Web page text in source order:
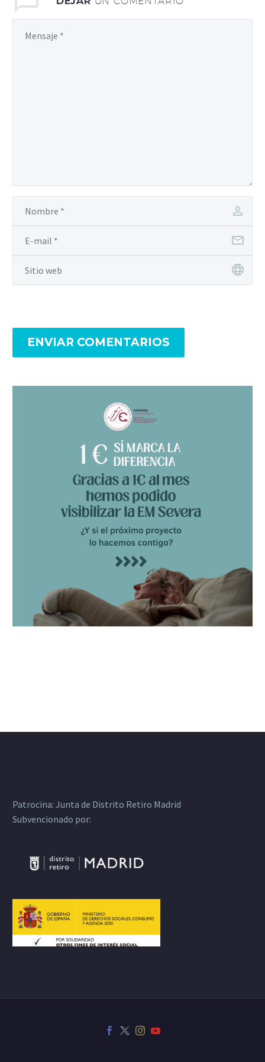
ENVIAR COMENTARIOS
Patrocina: Junta de Distrito Retiro Madrid
Subvencionado por: